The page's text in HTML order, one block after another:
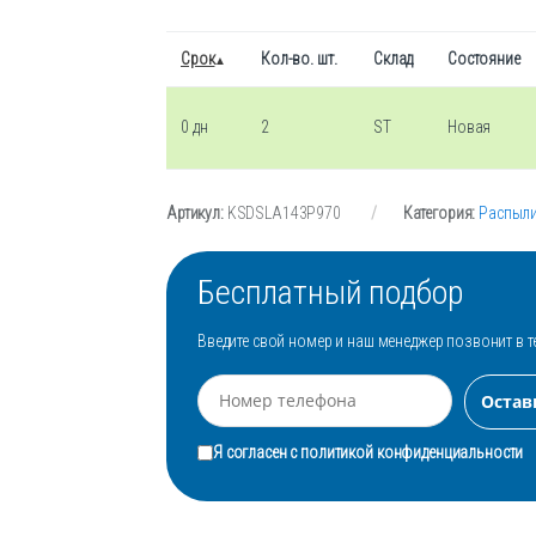
Срок Кол-во. шт. Склад Состояние
0 дн 2 ST Новая
Артикул: KSDSLA143P970 Категория:
Бесплатный подбор
Введите свой номер и наш менеджер позвонит в
Я согласен сполитикой конфиденциальности